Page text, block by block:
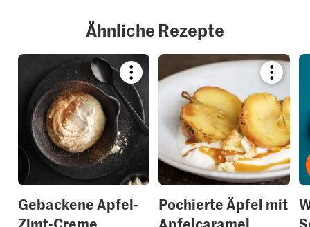
Ähnliche Rezepte
Bookmark
recipe
or
add
it
to
your
collections.
Gebackene Apfel-
Zimt-Creme
recipe
or
add
it
to
your
Pochierte Äpfel mit
Apfelcaramel